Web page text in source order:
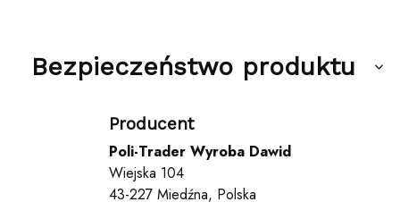
Bezpieczeństwo produktu
Producent
Poli-Trader Wyroba Dawid
Wiejska 104
43-227 Miedźna, Polska